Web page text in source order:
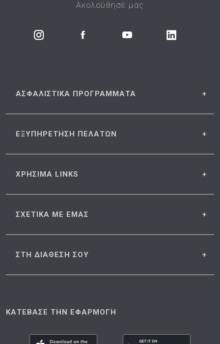
Ακολούθησέ μας
ΑΣΦΑΛΙΣΤΙΚΑ ΠΡΟΓΡΑΜΜΑΤΑ
ΕΞΥΠΗΡΕΤΗΣΗ ΠΕΛΑΤΩΝ
ΧΡΗΣΙΜΑ LINKS
ΣΧΕΤΙΚΑ ΜΕ ΕΜΑΣ
ΣΤΗ ΔΙΑΘΕΣΗ ΣΟΥ
ΚΑΤΕΒΑΣΕ ΤΗΝ ΕΦΑΡΜΟΓΗ